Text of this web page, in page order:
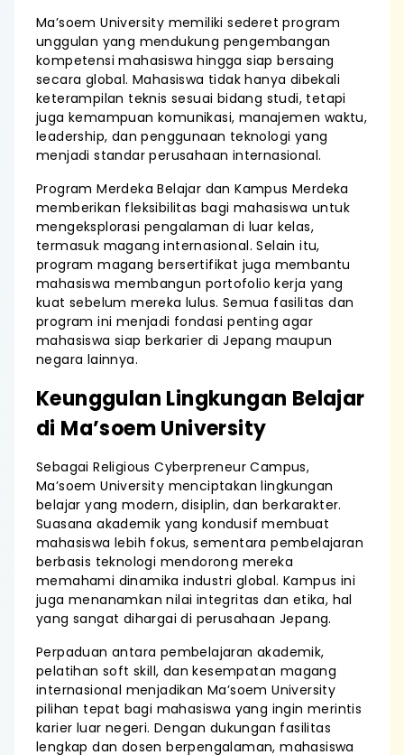
Ma’soem University memiliki sederet program
unggulan yang mendukung pengembangan
kompetensi mahasiswa hingga siap bersaing
secara global. Mahasiswa tidak hanya dibekali
keterampilan teknis sesuai bidang studi, tetapi
juga kemampuan komunikasi, manajemen waktu,
leadership, dan penggunaan teknologi yang
menjadi standar perusahaan internasional.
Program Merdeka Belajar dan Kampus Merdeka
memberikan fleksibilitas bagi mahasiswa untuk
mengeksplorasi pengalaman di luar kelas,
termasuk magang internasional. Selain itu,
program magang bersertifikat juga membantu
mahasiswa membangun portofolio kerja yang
kuat sebelum mereka lulus. Semua fasilitas dan
program ini menjadi fondasi penting agar
mahasiswa siap berkarier di Jepang maupun
negara lainnya.
Keunggulan Lingkungan Belajar
di Ma’soem University
Sebagai Religious Cyberpreneur Campus,
Ma’soem University menciptakan lingkungan
belajar yang modern, disiplin, dan berkarakter.
Suasana akademik yang kondusif membuat
mahasiswa lebih fokus, sementara pembelajaran
berbasis teknologi mendorong mereka
memahami dinamika industri global. Kampus ini
juga menanamkan nilai integritas dan etika, hal
yang sangat dihargai di perusahaan Jepang.
Perpaduan antara pembelajaran akademik,
pelatihan soft skill, dan kesempatan magang
internasional menjadikan Ma’soem University
pilihan tepat bagi mahasiswa yang ingin merintis
karier luar negeri. Dengan dukungan fasilitas
lengkap dan dosen berpengalaman, mahasiswa